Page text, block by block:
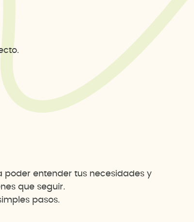
poder entender tus necesidades y
que seguir.
pasos.